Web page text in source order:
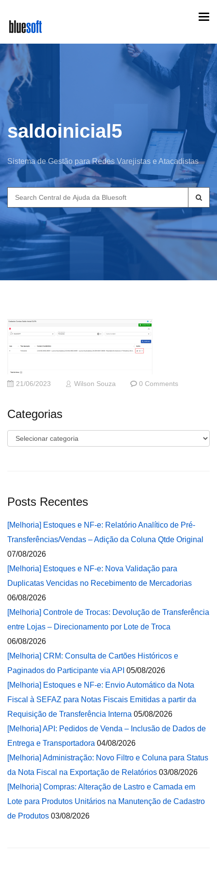
main
content
saldoinicial5
Sistema de Gestão para Redes Varejistas e Atacadistas
Search
for:
21/06/2023 Wilson Souza 0 Comments
Categorias
Categorias
Posts Recentes
[Melhoria] Estoques e NF-e: Relatório Analítico de Pré-
Transferências/Vendas – Adição da Coluna Qtde Original
07/08/2026
[Melhoria] Estoques e NF-e: Nova Validação para
Duplicatas Vencidas no Recebimento de Mercadorias
06/08/2026
[Melhoria] Controle de Trocas: Devolução de Transferência
entre Lojas – Direcionamento por Lote de Troca
06/08/2026
[Melhoria] CRM: Consulta de Cartões Históricos e
Paginados do Participante via API 05/08/2026
[Melhoria] Estoques e NF-e: Envio Automático da Nota
Fiscal à SEFAZ para Notas Fiscais Emitidas a partir da
Requisição de Transferência Interna 05/08/2026
[Melhoria] API: Pedidos de Venda – Inclusão de Dados de
Entrega e Transportadora 04/08/2026
[Melhoria] Administração: Novo Filtro e Coluna para Status
da Nota Fiscal na Exportação de Relatórios 03/08/2026
[Melhoria] Compras: Alteração de Lastro e Camada em
Lote para Produtos Unitários na Manutenção de Cadastro
de Produtos 03/08/2026